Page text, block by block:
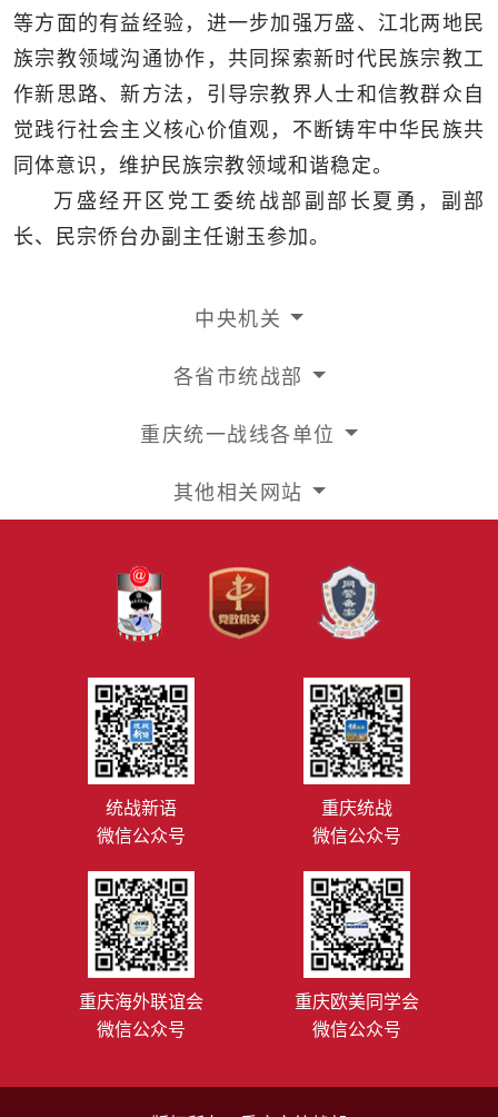
等方面的有益经验，进一步加强万盛、江北两地民
族宗教领域沟通协作，共同探索新时代民族宗教工
作新思路、新方法，引导宗教界人士和信教群众自
觉践行社会主义核心价值观，不断铸牢中华民族共
同体意识，维护民族宗教领域和谐稳定。
万盛经开区党工委统战部副部长夏勇，副部
长、民宗侨台办副主任谢玉参加。
中央机关
各省市统战部
重庆统一战线各单位
其他相关网站
统战新语
微信公众号
重庆统战
微信公众号
重庆海外联谊会
微信公众号
重庆欧美同学会
微信公众号